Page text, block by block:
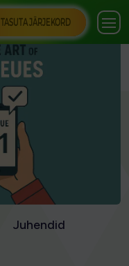
TASUTA JÄRJEKORD
Juhendid